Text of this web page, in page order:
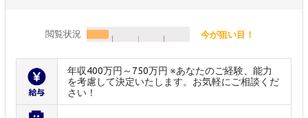
閲覧状況 今が狙い目！
年収400万円～750万円 ※あなたのご経験、能力
を考慮して決定いたします。お気軽にご相談くだ
さい！